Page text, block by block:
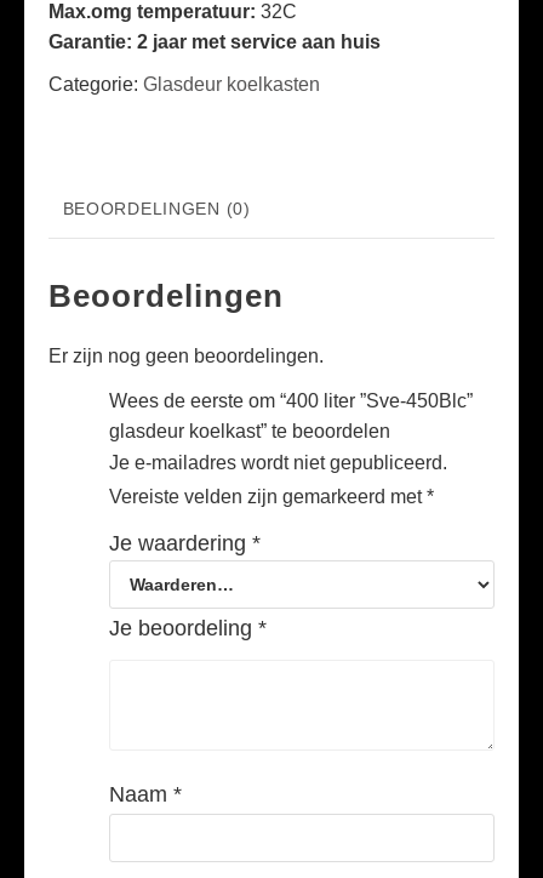
Max.omg temperatuur: 32C
Garantie: 2 jaar met service aan huis
Categorie: Glasdeur koelkasten
BEOORDELINGEN (0)
Beoordelingen
Er zijn nog geen beoordelingen.
Wees de eerste om “400 liter ”Sve-450Blc”
glasdeur koelkast” te beoordelen
Je e-mailadres wordt niet gepubliceerd.
Vereiste velden zijn gemarkeerd met*
Je waardering *
Je beoordeling *
Naam *